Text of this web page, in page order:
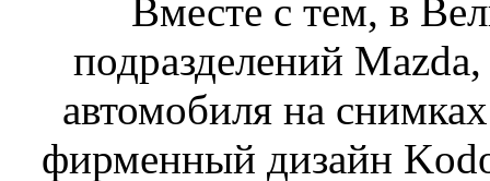
Вместе с тем, в
подразделений
автомобиля на
фирменный дизайн